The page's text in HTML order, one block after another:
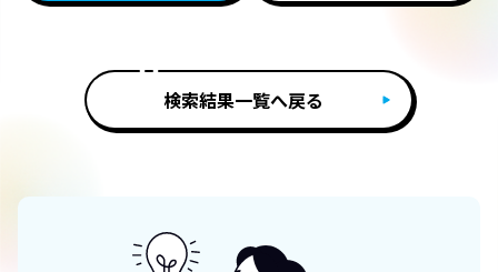
検索結果一覧へ戻る